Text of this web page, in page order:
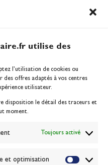
utilise des
l’utilisation de cookies ou
des offres adaptés à vos centres
utilisateur.
disposition le détail des traceurs et
moment.
Toujours activé
et optimisation